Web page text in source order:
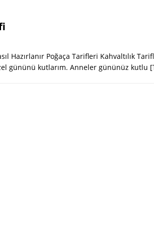
Hazırlanır Poğaça Tarifleri Kahvaltılık
gününü kutlarım. Anneler gününüz kutlu